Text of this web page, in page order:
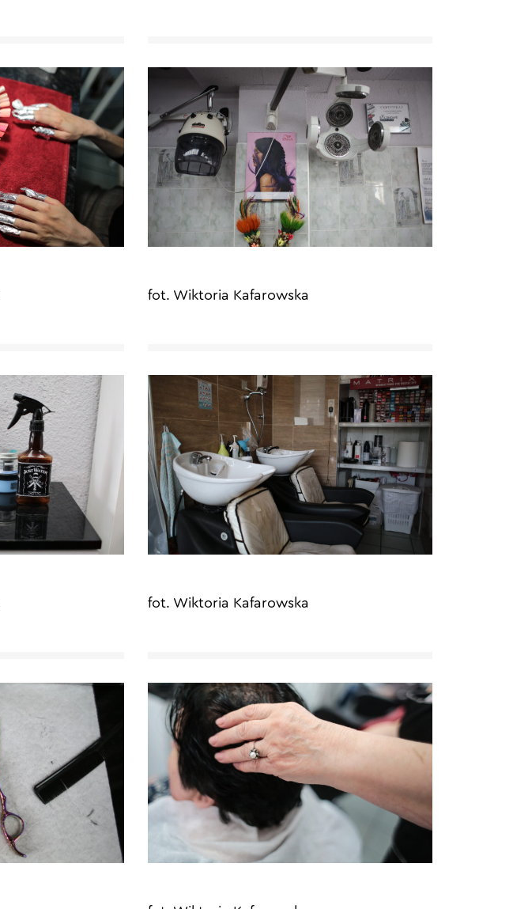
fot. Wiktoria Kafarowska
fot. Wiktoria Kafarowska